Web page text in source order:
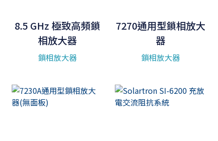
8.5 GHz 極致高頻鎖
相放大器
鎖相放大器
7270通用型鎖相放大
器
鎖相放大器